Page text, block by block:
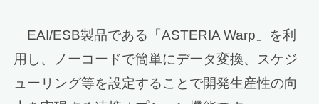
EAI/ESB製品である「ASTERIA Warp」を利
用し、ノーコードで簡単にデータ変換、スケジ
ューリング等を設定することで開発生産性の向